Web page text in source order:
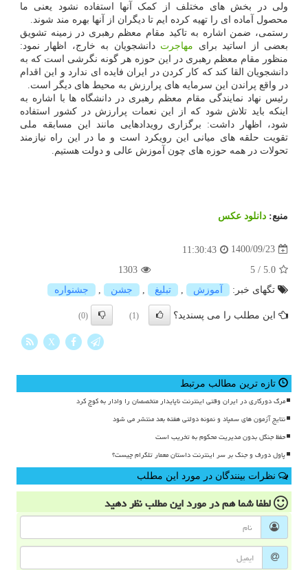
ولی در بخش های مختلف از کمک آنها استفاده نشود یعنی ما
محصول آماده ای را تهیه کرده ایم تا دیگران از آنها بهره مند شوند.
رستمی، ضمن اشاره به تاکید مقام معظم رهبری در زمینه تشویق
بعضی از اساتید برای مهاجرت دانشجویان به خارج، اظهار نمود:
منظور مقام معظم رهبری در این حوزه هر گونه نگرشی است که به
دانشجویان القا کند که کار کردن در ایران فایده ای ندارد و این اقدام
در واقع پراندن این سرمایه های پرارزش به محیط های دیگر است.
رئیس نهاد نمایندگی مقام معظم رهبری در دانشگاه ها با اشاره به
اینکه باید تلاش شود که از این نعمات پرارزش در کشور استفاده
شود، اظهار داشت: برگزاری رویدادهایی مانند این مسابقه ملی
تقویت حلقه های میانی این رویکرد است و ما در این راه نیازمند
تحولات در همه حوزه های چون آموزش عالی و دولت هستیم.
منبع: دانلود عكس
1400/09/23
11:30:43
5.0
/
5
1303
تگهای خبر:
آموزش , تبلیغ , جشن , جشنواره
این مطلب را می پسندید؟ (1)
(0)
X
تازه ترین مطالب مرتبط
مرگ دورکاری در ایران وقتی اینترنت ناپایدار متخصصان را وادار به کوچ کرد
نتایج آزمون های سمپاد و نمونه دولتی هفته بعد منتشر می شود
حفظ جنگل بدون مدیریت محکوم به تخریب است
پاول دورف و جنگ بر سر اینترنت داستان معمار تلگرام چیست؟
نظرات بینندگان در مورد این مطلب
لطفا شما همدر مورد این مطلبنظر دهید